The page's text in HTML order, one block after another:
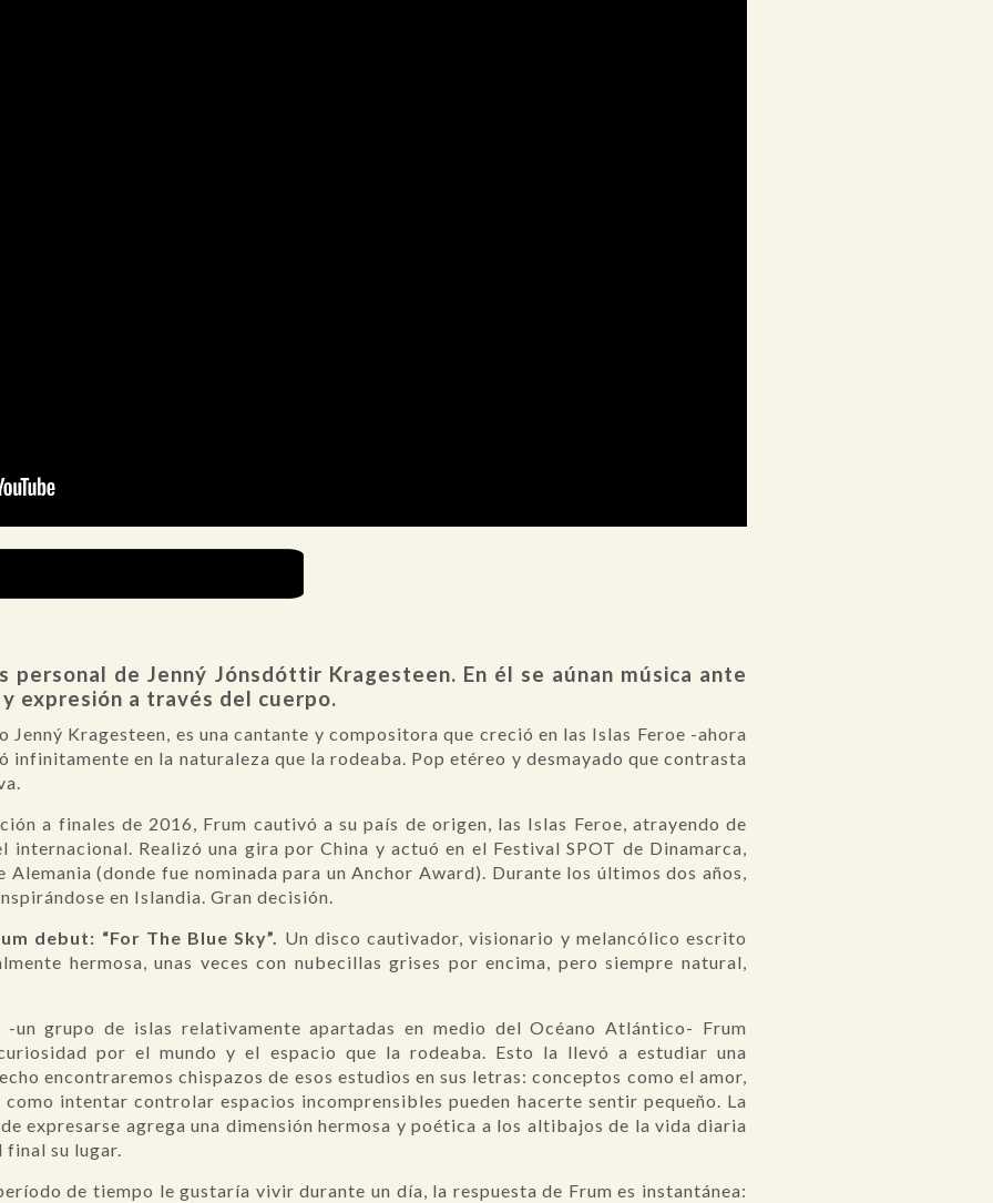
personal de Jenný Jónsdóttir Kragesteen. En él se aúnan música ante
expresión a través del cuerpo.
Jenný Kragesteen, es una cantante y compositora que creció en las Islas Feroe -ahora
infinitamente en la naturaleza que la rodeaba. Pop etéreo y desmayado que contrasta
a finales de 2016, Frum cautivó a su país de origen, las Islas Feroe, atrayendo de
internacional. Realizó una gira por China y actuó en el Festival SPOT de Dinamarca,
Alemania (donde fue nominada para un Anchor Award). Durante los últimos dos años,
en Islandia. Gran decisión.
debut: “For The Blue Sky”. Un disco cautivador, visionario y melancólico escrito
hermosa, unas veces con nubecillas grises por encima, pero siempre natural,
un grupo de islas relativamente apartadas en medio del Océano Atlántico- Frum
por el mundo y el espacio que la rodeaba. Esto la llevó a estudiar una
encontraremos chispazos de esos estudios en sus letras: conceptos como el amor,
intentar controlar espacios incomprensibles pueden hacerte sentir pequeño. La
expresarse agrega una dimensión hermosa y poética a los altibajos de la vida diaria
final su lugar.
de tiempo le gustaría vivir durante un día, la respuesta de Frum es instantánea: